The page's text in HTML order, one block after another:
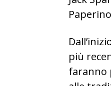
più
faranno